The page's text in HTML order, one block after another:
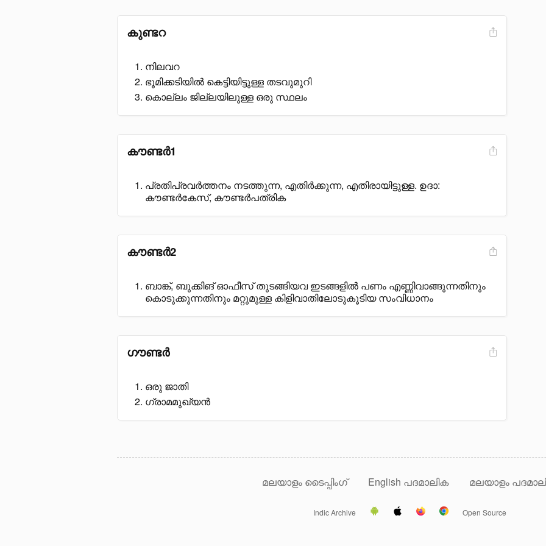
കുണ്ടറ
നിലവറ
ഭൂമിക്കടിയിൽ കെട്ടിയിട്ടുള്ള തടവുമുറി
കൊല്ലം ജില്ലയിലുള്ള ഒരു സ്ഥലം
കൗണ്ടർ1
പ്രതിപ്രവർത്തനം നടത്തുന്ന, എതിർക്കുന്ന, എതിരായിട്ടുള്ള. ഉദാ:
കൗണ്ടർകേസ്, കൗണ്ടർപത്രിക
കൗണ്ടർ2
ബാങ്ക്, ബുക്കിങ് ഓഫീസ് തുടങ്ങിയവ ഇടങ്ങളിൽ പണം എണ്ണിവാങ്ങുന്നതിനും
കൊടുക്കുന്നതിനും മറ്റുമുള്ള കിളിവാതിലോടുകൂടിയ സംവിധാനം
ഗൗണ്ടർ
ഒരു ജാതി
ഗ്രാമമുഖ്യൻ
മലയാളം ടൈപ്പിംഗ് English പദമാലിക മലയാളം
Indic Archive Open Source